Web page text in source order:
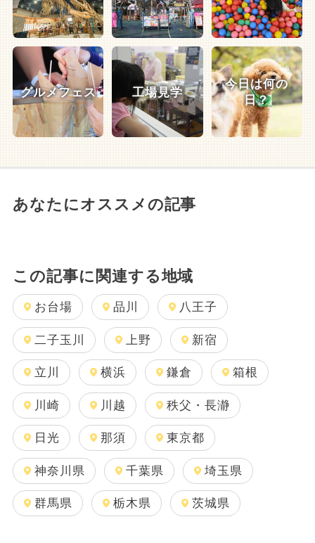
グルメフェス 工場見学
今日は何の
日？
あなたにオススメの記事
この記事に関連する地域
お台場 品川 八王子
二子玉川 上野 新宿
立川 横浜 鎌倉 箱根
川崎 川越 秩父・長瀞
日光 那須 東京都
神奈川県 千葉県 埼玉県
群馬県 栃木県 茨城県